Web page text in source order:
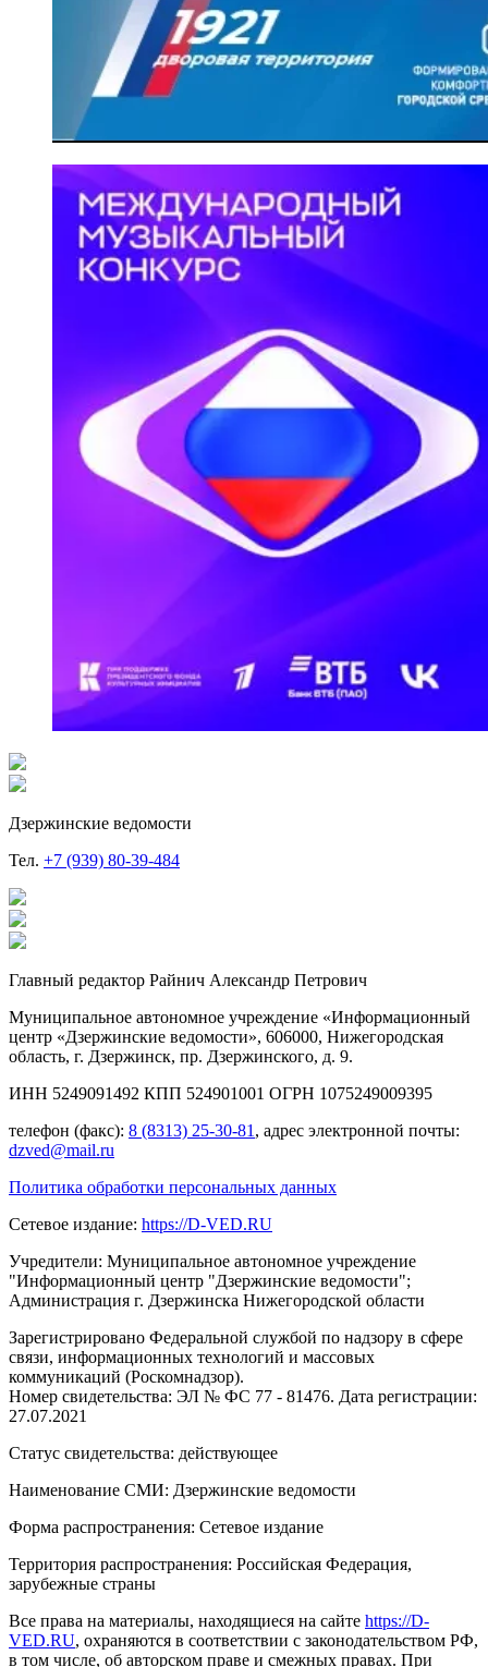
Дзержинские ведомости
Тел. +7 (939) 80-39-484
Главный редактор Райнич Александр Петрович
Муниципальное автономное учреждение «Информационный
центр «Дзержинские ведомости», 606000, Нижегородская
область, г. Дзержинск, пр. Дзержинского, д. 9.
ИНН 5249091492 КПП 524901001 ОГРН 1075249009395
телефон (факс): 8 (8313) 25-30-81 , адрес электронной почты:
dzved@mail.ru
Политика обработки персональных данных
Сетевое издание: https://D-VED.RU
Учредители: Муниципальное автономное учреждение
"Информационный центр "Дзержинские ведомости";
Администрация г. Дзержинска Нижегородской области
Зарегистрировано Федеральной службой по надзору в сфере
связи, информационных технологий и массовых
коммуникаций (Роскомнадзор).
Номер свидетельства: ЭЛ № ФС 77 - 81476. Дата регистрации:
27.07.2021
Статус свидетельства: действующее
Наименование СМИ: Дзержинские ведомости
Форма распространения: Сетевое издание
Территория распространения: Российская Федерация,
зарубежные страны
Все права на материалы, находящиеся на сайте https://D-
VED.RU, охраняются в соответствии с законодательством РФ,
в том числе, об авторском праве и смежных правах. При